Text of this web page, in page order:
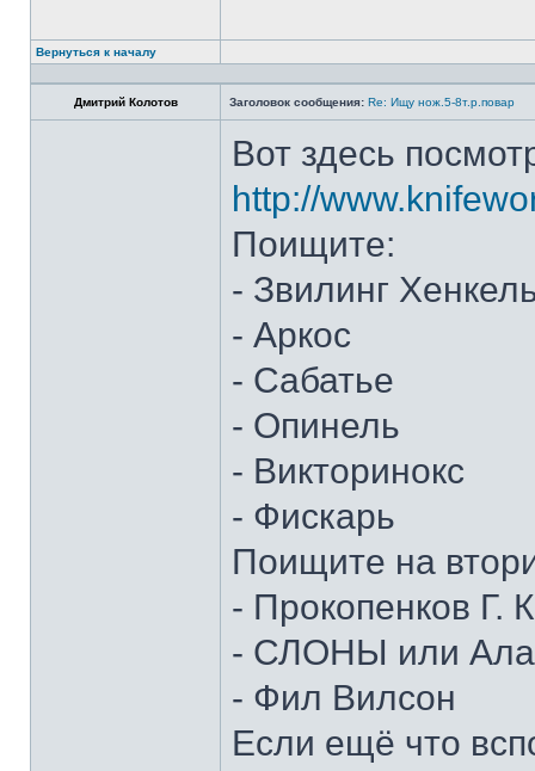
Вернуться к началу
Дмитрий Колотов Заголовок сообщения: Re: Ищу нож.5-8т.р.повар
Вот здесь
http://
Поищите:
- Звилинг
- Аркос
- Сабатье
- Опинель
- Викторинокс
- Фискарь
Поищите на
- Прокопенков Г.
- СЛОНЫ или
- Фил Вилсон
Если ещё что